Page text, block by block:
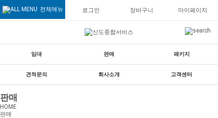
전체메뉴 로그인 장바구니 마이페이지
임대 판매 패키지
견적문의 회사소개 고객센터
판매
HOME
판매